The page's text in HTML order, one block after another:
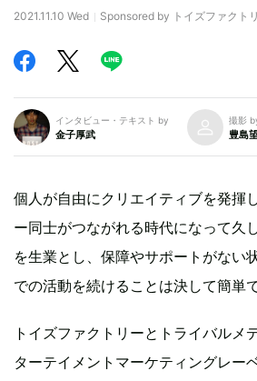
2021.11.10 Wed Sponsored by トイズファクト
インタビュー・テキスト by
金子厚武
撮影
豊島
個人が自由にクリエイティブを発揮
ー同士がつながれる時代になって久
を生業とし、保障やサポートがない
での活動を続けることは決して簡単
トイズファクトリーとトライバルメ
ターテイメントマーケティングレ